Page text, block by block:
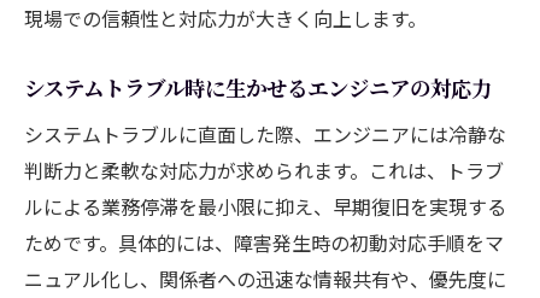
現場での信頼性と対応力が大きく向上します。
システムトラブル時に生かせるエンジニアの対応力
システムトラブルに直面した際、エンジニアには冷静な
判断力と柔軟な対応力が求められます。これは、トラブ
ルによる業務停滞を最小限に抑え、早期復旧を実現する
ためです。具体的には、障害発生時の初動対応手順をマ
ニュアル化し、関係者への迅速な情報共有や、優先度に